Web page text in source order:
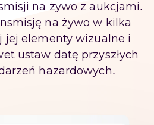
na żywo z aukcjami.
na żywo w kilka
jej elementy wizualne i
ustaw datę przyszłych
hazardowych.